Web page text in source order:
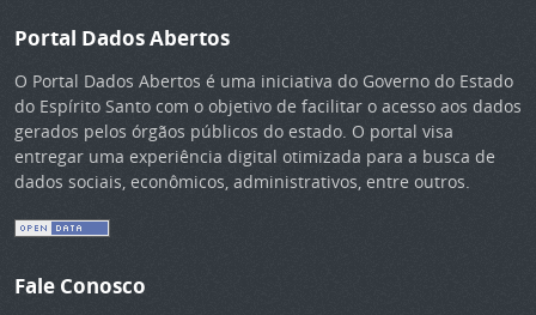
Portal Dados Abertos
O Portal Dados Abertos é uma iniciativa do Governo do Estado
do Espírito Santo com o objetivo de facilitar o acesso aos dados
gerados pelos órgãos públicos do estado. O portal visa
entregar uma experiência digital otimizada para a busca de
dados sociais, econômicos, administrativos, entre outros.
Fale Conosco